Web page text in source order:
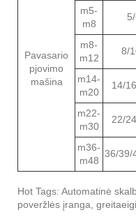
Pavasario
pjovimo
mašina
m5-
m8
m8-
m12
8/
m14-
m20
14/
m22-
m30
22/
m36-
m48
36/39/
Hot Tags: Automatinė
poveržlės įranga,